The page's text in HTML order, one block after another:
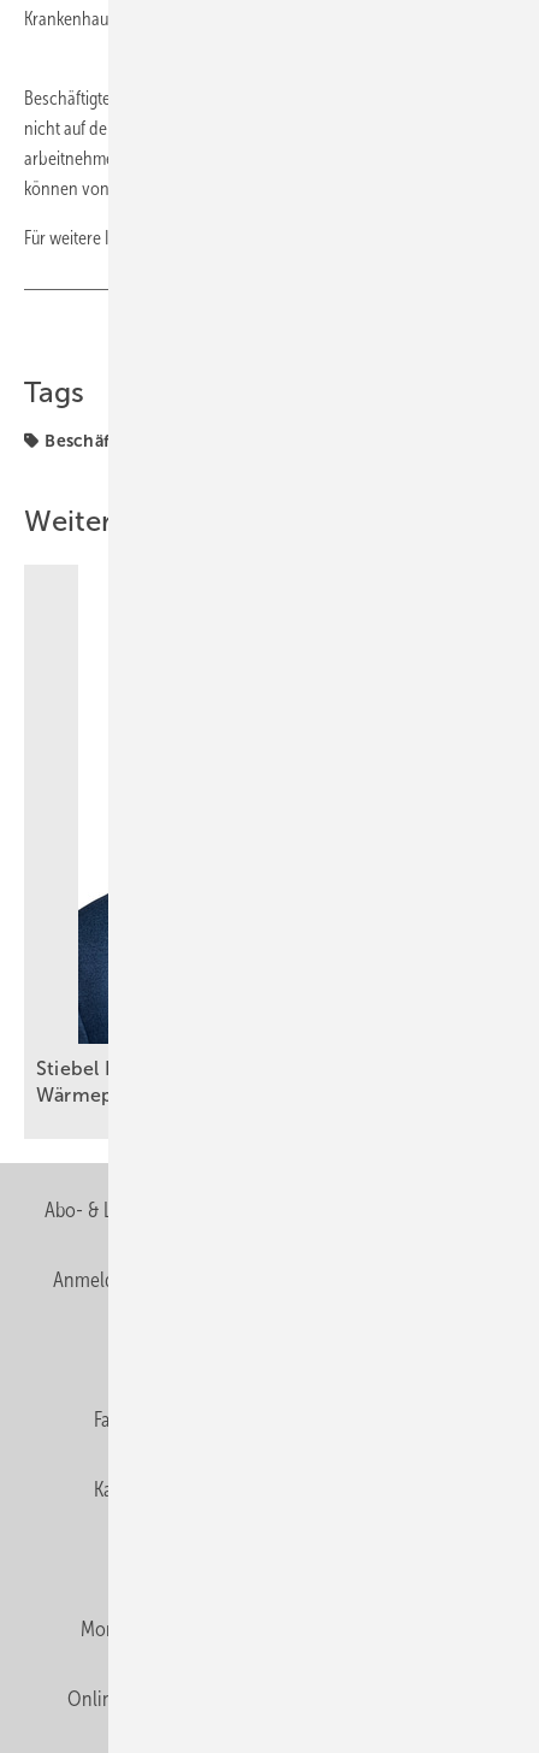
Krankenhaus.
Beschäftigte, die in den Ruhestand wechseln, brauchen dennoch
nicht auf den Versicherungsschutz zu verzichten. Sie können in die
arbeitnehmerfinanzierte Variante der bKV wechseln. Auch Angehörige
können von den passgenauen Lösungen profitieren.
Für weitere Informationen klicken Sie
Tags
Beschäftigten
Weitere Inhalte
Stiebel Eltron: Selbstbewusster Auftritt trotz
Wärmepumpenkrise
Abo- & Leserservice
Anmelden
Fachbeiträge
Karriere bei Gentner
Montagezeiten Heizung
Online Mediadaten